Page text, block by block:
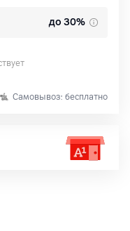
до 30%
Самовывоз: бесплатно